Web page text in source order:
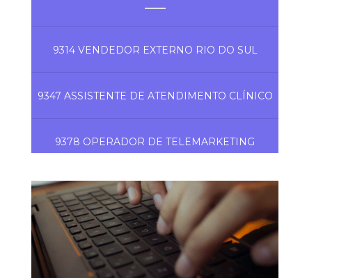
9314 VENDEDOR EXTERNO RIO DO SUL
9347 ASSISTENTE DE ATENDIMENTO CLÍNICO
9378 OPERADOR DE TELEMARKETING